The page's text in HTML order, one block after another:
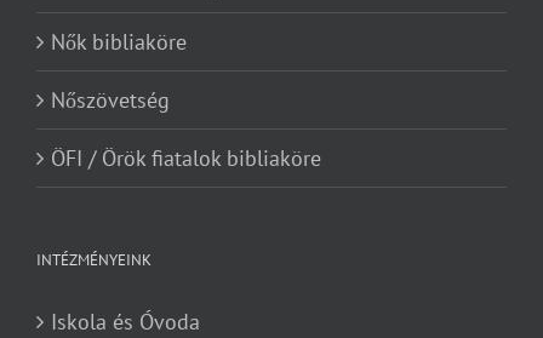
Nők bibliaköre
Nőszövetség
ÖFI / Örök fiatalok bibliaköre
INTÉZMÉNYEINK
Iskola és Óvoda